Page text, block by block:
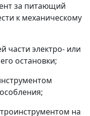
за питающий
к механическому
части электро- или
остановки;
на